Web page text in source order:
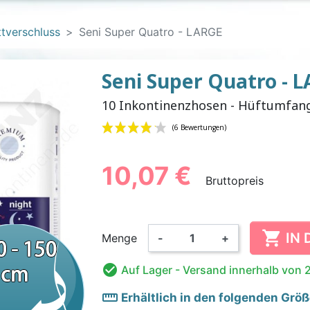
EINLAGEN
FIXIERHOSEN
BODY
EINMALHANDSCHUHE
UND
HÄNDE- UND
FLÄCHENDESINFEKTION
PVC-UNTERHOSEN FÜR
KINDER
KINDER
WASCHBARE WINDELN
FÜR KINDER
Seni Super Quatro - LARGE
Seni Super Quatro -
10 Inkontinenzhosen -
10,07 € Bruttopreis
Menge - +  IN
 Auf Lager - Versand innerhalb von
straighten Erhältlich in den folgenden